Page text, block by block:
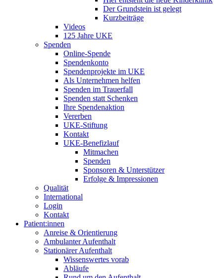
Der Grundstein ist gelegt
Kurzbeiträge
Videos
125 Jahre UKE
Spenden
Online-Spende
Spendenkonto
Spendenprojekte im UKE
Als Unternehmen helfen
Spenden im Trauerfall
Spenden statt Schenken
Ihre Spendenaktion
Vererben
UKE-Stiftung
Kontakt
UKE-Benefizlauf
Mitmachen
Spenden
Sponsoren & Unterstützer
Erfolge & Impressionen
Qualität
International
Login
Kontakt
Patient:innen
Anreise & Orientierung
Ambulanter Aufenthalt
Stationärer Aufenthalt
Wissenswertes vorab
Abläufe